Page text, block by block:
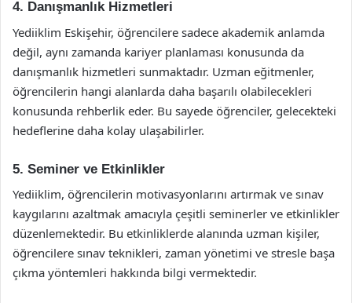
4. Danışmanlık Hizmetleri
Yediiklim Eskişehir, öğrencilere sadece akademik anlamda
değil, aynı zamanda kariyer planlaması konusunda da
danışmanlık hizmetleri sunmaktadır. Uzman eğitmenler,
öğrencilerin hangi alanlarda daha başarılı olabilecekleri
konusunda rehberlik eder. Bu sayede öğrenciler, gelecekteki
hedeflerine daha kolay ulaşabilirler.
5. Seminer ve Etkinlikler
Yediiklim, öğrencilerin motivasyonlarını artırmak ve sınav
kaygılarını azaltmak amacıyla çeşitli seminerler ve etkinlikler
düzenlemektedir. Bu etkinliklerde alanında uzman kişiler,
öğrencilere sınav teknikleri, zaman yönetimi ve stresle başa
çıkma yöntemleri hakkında bilgi vermektedir.